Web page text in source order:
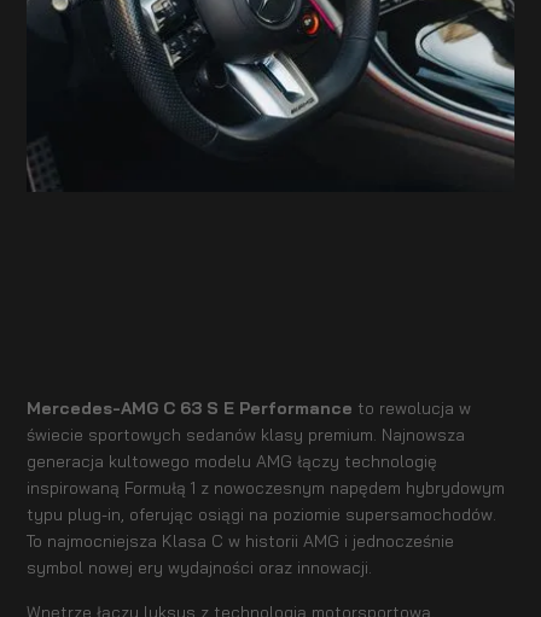
Mercedes-AMG C 63 S E Performance to rewolucja w
świecie sportowych sedanów klasy premium. Najnowsza
generacja kultowego modelu AMG łączy technologię
inspirowaną Formułą 1 z nowoczesnym napędem hybrydowym
typu plug-in, oferując osiągi na poziomie supersamochodów.
To najmocniejsza Klasa C w historii AMG i jednocześnie
symbol nowej ery wydajności oraz innowacji.
Wnętrze łączy luksus z technologią motorsportową.